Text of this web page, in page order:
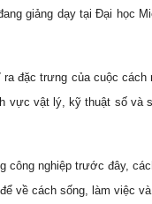
giảng dạy tại Đại học
đặc trưng của cuộc
vực vật lý, kỹ thuật số và
công nghiệp trước đây,
về cách sống, làm việc